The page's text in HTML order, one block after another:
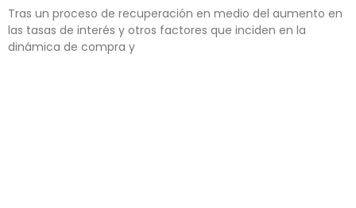
Tras un proceso de recuperación en medio del aumento en
las tasas de interés y otros factores que inciden en la
dinámica de compra y